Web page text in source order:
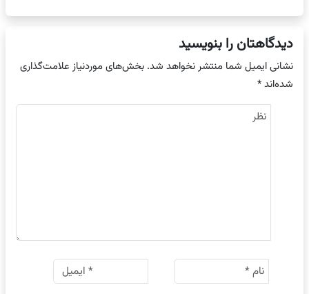
دیدگاهتان را بنویسید
نشانی ایمیل شما منتشر نخواهد شد. بخش‌های موردنیاز علامت‌گذاری
شده‌اند*